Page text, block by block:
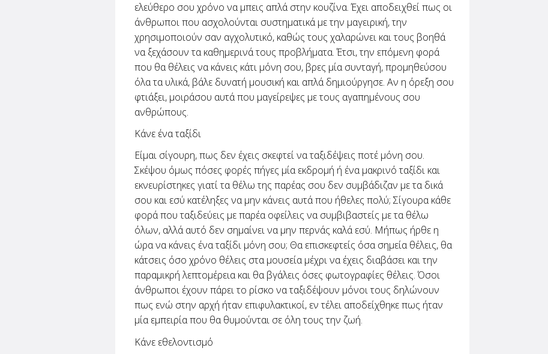
ελεύθερο σου χρόνο να μπεις απλά στην κουζίνα. Έχει αποδειχθεί πως οι
άνθρωποι που ασχολούνται συστηματικά με την μαγειρική, την
χρησιμοποιούν σαν αγχολυτικό, καθώς τους χαλαρώνει και τους βοηθά
να ξεχάσουν τα καθημερινά τους προβλήματα. Έτσι, την επόμενη φορά
που θα θέλεις να κάνεις κάτι μόνη σου, βρες μία συνταγή, προμηθεύσου
όλα τα υλικά, βάλε δυνατή μουσική και απλά δημιούργησε. Αν η όρεξη σου
φτιάξει, μοιράσου αυτά που μαγείρεψες με τους αγαπημένους σου
ανθρώπους.
Κάνε ένα ταξίδι
Είμαι σίγουρη, πως δεν έχεις σκεφτεί να ταξιδέψεις ποτέ μόνη σου.
Σκέψου όμως πόσες φορές πήγες μία εκδρομή ή ένα μακρινό ταξίδι και
εκνευρίστηκες γιατί τα θέλω της παρέας σου δεν συμβάδιζαν με τα δικά
σου και εσύ κατέληξες να μην κάνεις αυτά που ήθελες πολύ; Σίγουρα κάθε
φορά που ταξιδεύεις με παρέα οφείλεις να συμβιβαστείς με τα θέλω
όλων, αλλά αυτό δεν σημαίνει να μην περνάς καλά εσύ. Μήπως ήρθε η
ώρα να κάνεις ένα ταξίδι μόνη σου; Θα επισκεφτείς όσα σημεία θέλεις, θα
κάτσεις όσο χρόνο θέλεις στα μουσεία μέχρι να έχεις διαβάσει και την
παραμικρή λεπτομέρεια και θα βγάλεις όσες φωτογραφίες θέλεις. Όσοι
άνθρωποι έχουν πάρει το ρίσκο να ταξιδέψουν μόνοι τους δηλώνουν
πως ενώ στην αρχή ήταν επιφυλακτικοί, εν τέλει αποδείχθηκε πως ήταν
μία εμπειρία που θα θυμούνται σε όλη τους την ζωή.
Κάνε εθελοντισμό